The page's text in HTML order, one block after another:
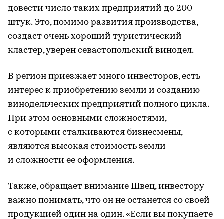
довести число таких предприятий до 200
штук. Это, помимо развития производства,
создаст очень хороший туристический
кластер, уверен севастопольский винодел.
В регион приезжает много инвесторов, есть
интерес к приобретению земли и созданию
винодельческих предприятий полного цикла.
При этом основными сложностями,
с которыми сталкиваются бизнесмены,
являются высокая стоимость земли
и сложности ее оформления.
Также, обращает внимание Швец, инвестору
важно понимать, что он не останется со своей
продукцией один на один. «Если вы покупаете